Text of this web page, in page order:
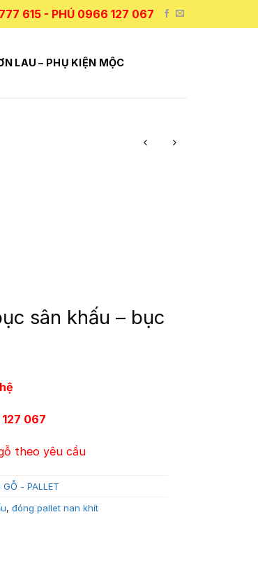
615 - PHÚ 0966 127 067
LAU – PHỤ KIỆN MỘC
sân khấu – bục
067
theo yêu cầu
GỖ - PALLET
, đóng pallet nan khít